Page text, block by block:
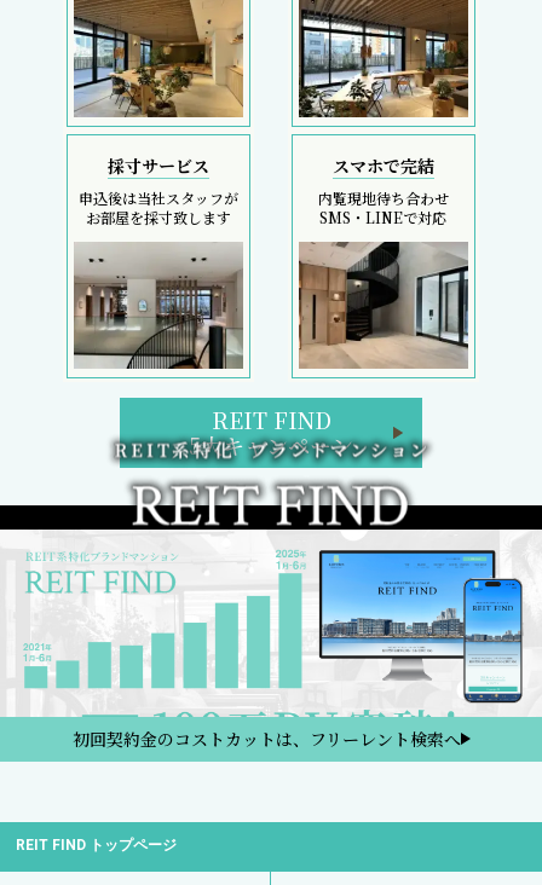
採寸サービス
申込後は当社スタッフが
お部屋を採寸致します
スマホで完結
内覧現地待ち合わせ
SMS・LINEで対応
REIT FIND
5大キャンペーン
初回契約金のコストカットは、フリーレント検索へ
REIT FIND トップページ